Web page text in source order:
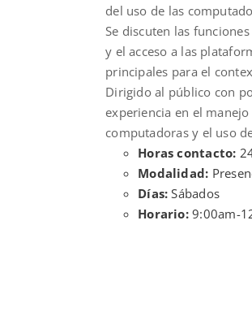
del uso de las
Se discuten las
y el acceso a las
principales para el
Dirigido al público con
experiencia en el manejo
computadoras y el uso
Horas contacto:
Modalidad:
Días: Sábados
Horario:9:00am-